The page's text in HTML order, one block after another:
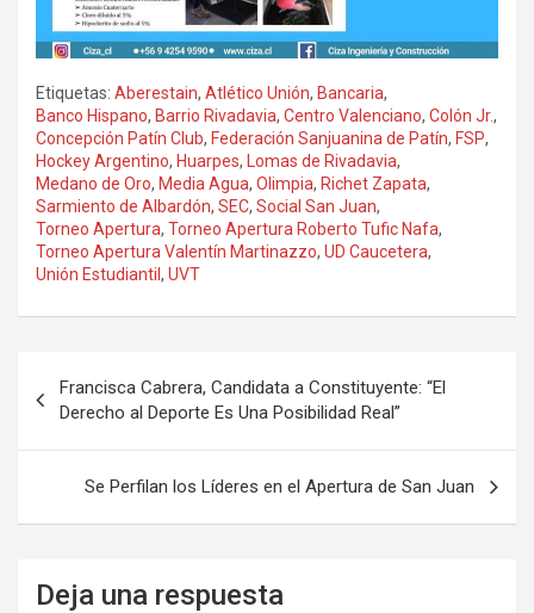
Etiquetas: Aberestain, Atlético Unión, Bancaria,
Banco Hispano, Barrio Rivadavia, Centro Valenciano, Colón Jr.,
Concepción Patín Club, Federación Sanjuanina de Patín, FSP,
Hockey Argentino, Huarpes, Lomas de Rivadavia,
Medano de Oro, Media Agua, Olimpia, Richet Zapata,
Sarmiento de Albardón, SEC, Social San Juan,
Torneo Apertura, Torneo Apertura Roberto Tufic Nafa,
Torneo Apertura Valentín Martinazzo, UD Caucetera,
Unión Estudiantil , UVT
de
entradas
Francisca Cabrera, Candidata a Constituyente: “El
Derecho al Deporte Es Una Posibilidad Real”
Se Perfilan los Líderes en el Apertura de San Juan
Deja una respuesta